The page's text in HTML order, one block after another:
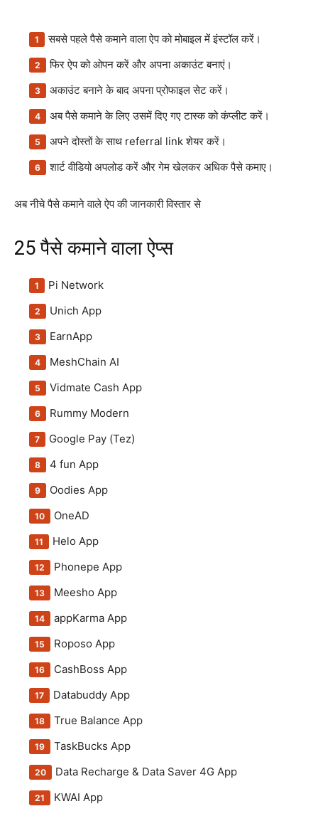
सबसे पहले पैसे कमाने वाला ऐप को मोबाइल में इंस्टॉल करें।
फिर ऐप को ओपन करें और अपना अकाउंट बनाएं।
अकाउंट बनाने के बाद अपना प्रोफाइल सेट करें।
अब पैसे कमाने के लिए उसमें दिए गए टास्क को कंप्लीट करें।
अपने दोस्तों के साथ referral link शेयर करें।
शार्ट वीडियो अपलोड करें और गेम खेलकर अधिक पैसे कमाए।
अब नीचे पैसे कमाने वाले ऐप की जानकारी विस्तार से
25 पैसे कमाने वाला ऐप्स
Pi Network
Unich App
EarnApp
MeshChain AI
Vidmate Cash App
Rummy Modern
Google Pay (Tez)
4 fun App
Oodies App
OneAD
Helo App
Phonepe App
Meesho App
appKarma App
Roposo App
CashBoss App
Databuddy App
True Balance App
TaskBucks App
Data Recharge & Data Saver 4G App
KWAI App